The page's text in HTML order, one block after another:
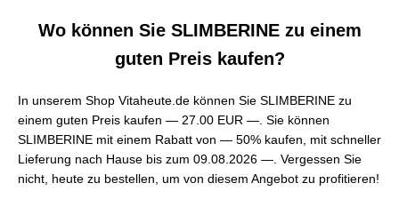
Wo können Sie SLIMBERINE zu einem
guten Preis kaufen?
In unserem Shop Vitaheute.de können Sie SLIMBERINE zu
einem guten Preis kaufen — 27.00 EUR — . Sie können
SLIMBERINE mit einem Rabatt von — 50% kaufen, mit schneller
Lieferung nach Hause bis zum 09.08.2026 —. Vergessen Sie
nicht, heute zu bestellen, um von diesem Angebot zu profitieren!